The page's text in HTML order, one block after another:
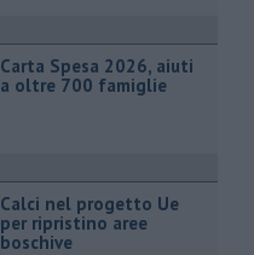
Carta Spesa 2026, aiuti
a oltre 700 famiglie
Calci nel progetto Ue
per ripristino aree
boschive